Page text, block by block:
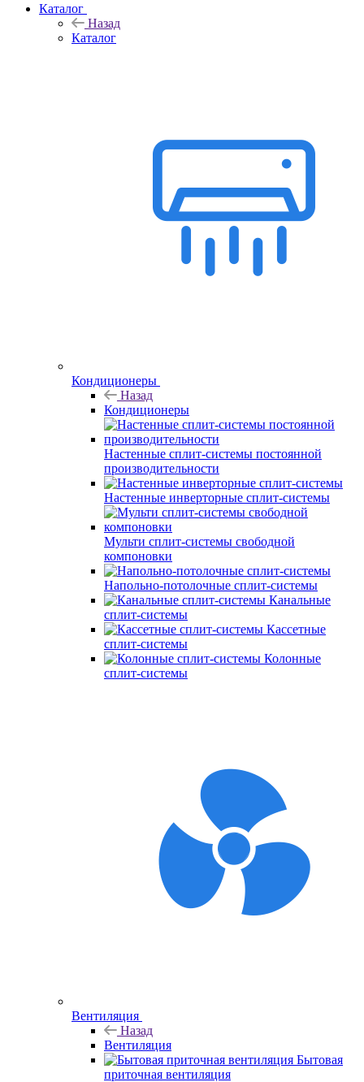
Каталог
Назад
Каталог
Кондиционеры
Назад
Кондиционеры
Настенные сплит-системы постоянной
производительности
Настенные инверторные сплит-системы
Мульти сплит-системы свободной
компоновки
Напольно-потолочные сплит-системы
Канальные
сплит-системы
Кассетные
сплит-системы
Колонные
сплит-системы
Вентиляция
Назад
Вентиляция
Бытовая
приточная вентиляция